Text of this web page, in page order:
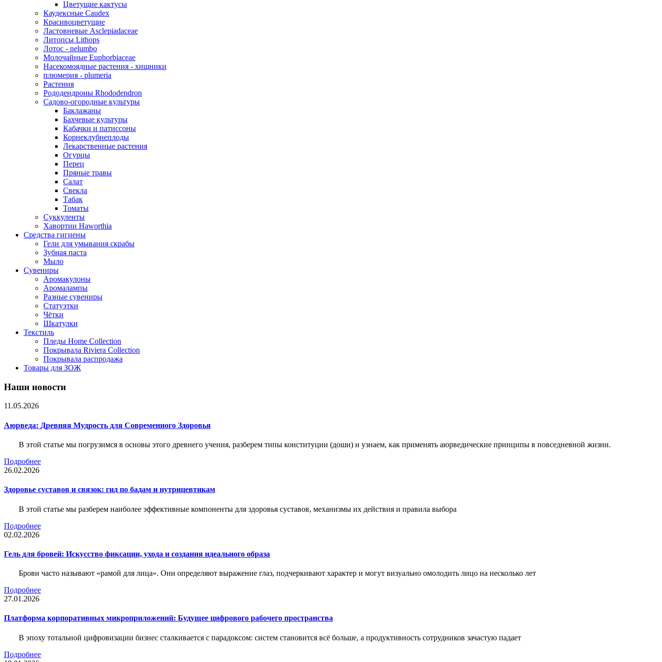
Цветущие кактусы
Каудексные Caudex
Красивоцветущие
Ластовневые Asclepiadaceae
Литопсы Lithops
Лотос - nelumbo
Молочайные Euphorbiaceae
Насекомоядные растения - хищники
плюмерия - plumeria
Растения
Рододендроны Rhododendron
Садово-огородные культуры
Баклажаны
Бахчевые культуры
Кабачки и патиссоны
Корнеклубнеплоды
Лекарственные растения
Огурцы
Перец
Пряные травы
Салат
Свекла
Табак
Томаты
Суккуленты
Хавортии Haworthia
Средства гигиены
Гели для умывания скрабы
Зубная паста
Мыло
Сувениры
Аромакулоны
Аромалампы
Разные сувениры
Статуэтки
Чётки
Шкатулки
Текстиль
Пледы Home Collection
Покрывала Riviera Collection
Покрывала распродажа
Товары для ЗОЖ
Наши новости
11.05.2026
Аюрведа: Древняя Мудрость для Современного Здоровья
В этой статье мы погрузимся в основы этого древнего учения, разберем типы конституции (доши) и узнаем, как применять аюрведические принципы в повседневной жизни.
Подробнее
26.02.2026
Здоровье суставов и связок: гид по бадам и нутрицевтикам
В этой статье мы разберем наиболее эффективные компоненты для здоровья суставов, механизмы их действия и правила выбора
Подробнее
02.02.2026
Гель для бровей: Искусство фиксации, ухода и создания идеального образа
Брови часто называют «рамой для лица». Они определяют выражение глаз, подчеркивают характер и могут визуально омолодить лицо на несколько лет
Подробнее
27.01.2026
Платформа корпоративных микроприложений: Будущее цифрового рабочего пространства
В эпоху тотальной цифровизации бизнес сталкивается с парадоксом: систем становится всё больше, а продуктивность сотрудников зачастую падает
Подробнее